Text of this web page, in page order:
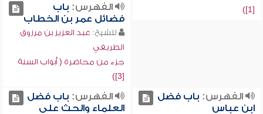
[1])
الفهرس: باب
فضائل عمر بن الخطاب
للشيخ: عبد العزيز بن مرزوق
الطريفي
جزء من محاضرة ( أبواب السنة
[3])
الفهرس: باب فضل
ابن عباس
الفهرس: باب فضل
العلماء والحث على